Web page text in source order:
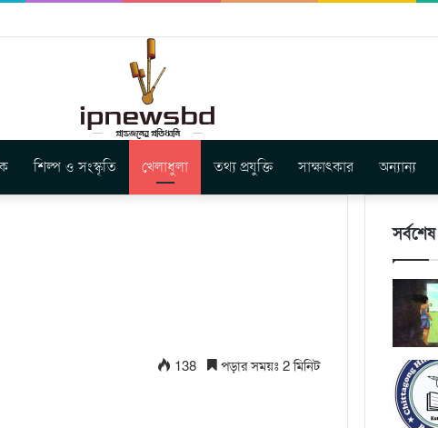
‘Baljanggi’
শিল্প ও সংস্কৃতি খেলাধুলা তথ্য প্রযুক্তি সাক্ষাৎকার অন্যান্য
138 পড়ার সময়ঃ 2 মিনিট